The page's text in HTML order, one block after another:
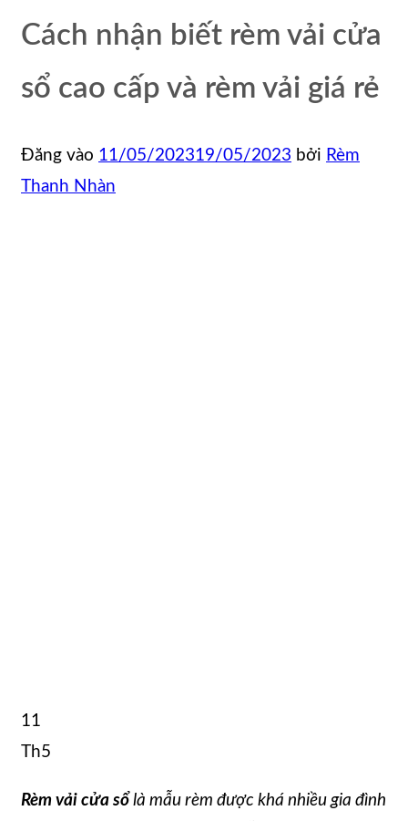
Cách nhận biết rèm vải cửa
sổ cao cấp và rèm vải giá rẻ
Đăng vào 11/05/202319/05/2023 bởi Rèm
Thanh Nhàn
11
Th5
Rèm vải cửa sổ là mẫu rèm được khá nhiều gia đình